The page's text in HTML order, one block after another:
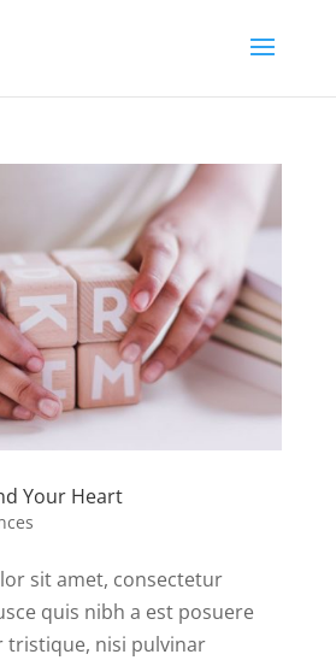
Your Heart
sit amet, consectetur
quis nibh a est posuere
tristique, nisi pulvinar